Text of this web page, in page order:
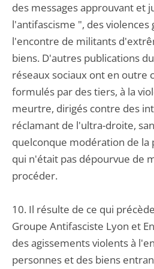
des messages approuvant et
l'antifascisme ", des violences
l'encontre de militants
biens. D'autres publications
réseaux sociaux ont en outre
formulés par des tiers, à la
meurtre, dirigés contre des
réclamant de l'ultra-droite,
quelconque modération de la
qui n'était pas dépourvue de
procéder.
10. Il résulte de ce qui
Groupe Antifasciste Lyon et
des agissements violents à
personnes et des biens